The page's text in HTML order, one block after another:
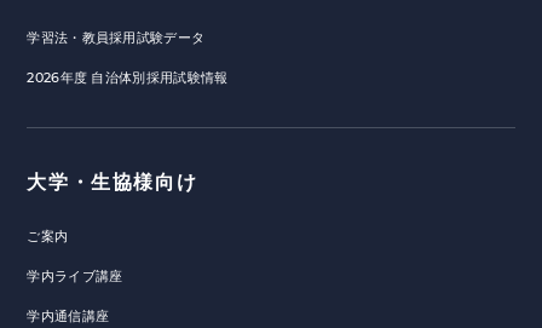
学習法・教員採用試験データ
2026年度 自治体別採用試験情報
大学・生協様向け
ご案内
学内ライブ講座
学内通信講座